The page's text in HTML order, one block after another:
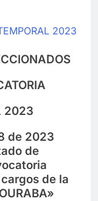
2023
2023
de 2023
de
de la